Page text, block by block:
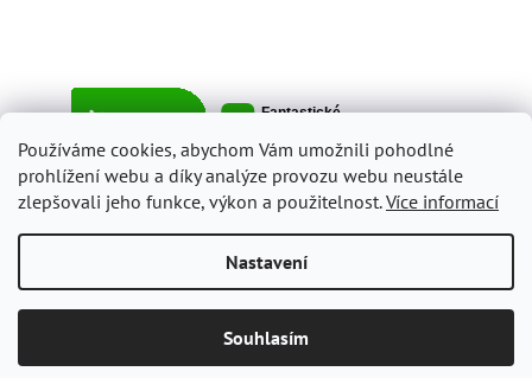
Používáme cookies, abychom Vám umožnili pohodlné
prohlížení webu a díky analýze provozu webu neustále
zlepšovali jeho funkce, výkon a použitelnost.Více informací
Nastavení
Souhlasím
Copyright 2026ItalyShop.cz. Všechna práva vyhrazena.Upravit
nastavení cookies